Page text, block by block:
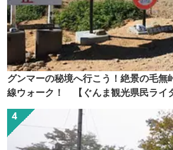
グンマーの秘境へ行こう！絶景の毛無
線ウォーク！ 【ぐんま観光県民ライ